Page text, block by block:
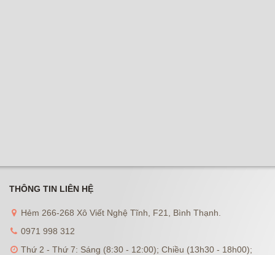
THÔNG TIN LIÊN HỆ
Hẻm 266-268 Xô Viết Nghệ Tĩnh, F21, Bình Thạnh.
0971 998 312
Thứ 2 - Thứ 7: Sáng (8:30 - 12:00); Chiều (13h30 - 18h00);